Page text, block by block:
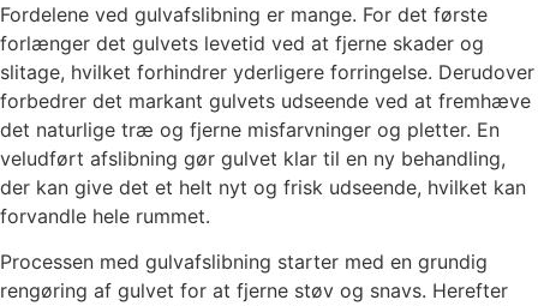
Fordelene ved gulvafslibning er mange. For det første
forlænger det gulvets levetid ved at fjerne skader og
slitage, hvilket forhindrer yderligere forringelse. Derudover
forbedrer det markant gulvets udseende ved at fremhæve
det naturlige træ og fjerne misfarvninger og pletter. En
veludført afslibning gør gulvet klar til en ny behandling,
der kan give det et helt nyt og frisk udseende, hvilket kan
forvandle hele rummet.
Processen med gulvafslibning starter med en grundig
rengøring af gulvet for at fjerne støv og snavs. Herefter